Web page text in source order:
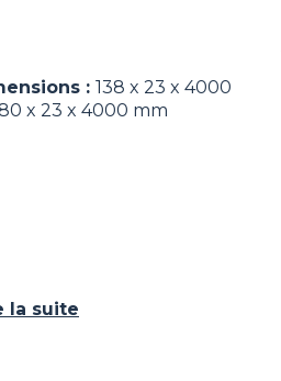
: 138 x 23 x 4000
x 23 x 4000 mm
la suite